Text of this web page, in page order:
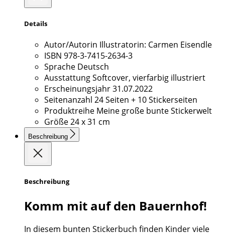
Details
Autor/Autorin Illustratorin: Carmen Eisendle
ISBN 978-3-7415-2634-3
Sprache Deutsch
AusstattungSoftcover, vierfarbig illustriert
Erscheinungsjahr31.07.2022
Seitenanzahl 24 Seiten + 10 Stickerseiten
Produktreihe Meine große bunte Stickerwelt
Größe24 x 31 cm
Beschreibung
Beschreibung
Komm mit auf den Bauernhof!
In diesem bunten Stickerbuch finden Kinder viele